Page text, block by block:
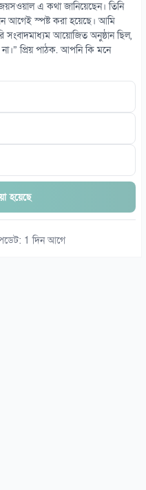
আরো গভীর
জয়সওয়াল এ কথা জানিয়েছেন। তিনি
আগেই স্পষ্ট করা হয়েছে। আমি
সংবাদমাধ্যম আয়োজিত অনুষ্ঠান ছিল,
প্রিয় পাঠক. আপনি কি মনে
হয়েছে
1 দিন আগে